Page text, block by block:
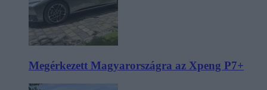
Megérkezett Magyarországra az Xpeng P7+